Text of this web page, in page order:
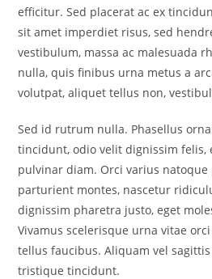
efficitur. Sed placerat ac ex
sit amet imperdiet risus, sed
vestibulum, massa ac malesuada
nulla, quis finibus urna metus a
volutpat, aliquet tellus non,
Sed id rutrum nulla. Phasellus
tincidunt, odio velit dignissim felis,
pulvinar diam. Orci varius
parturient montes, nascetur
dignissim pharetra justo, eget
Vivamus scelerisque urna vitae
tellus faucibus. Aliquam vel
tristique tincidunt.